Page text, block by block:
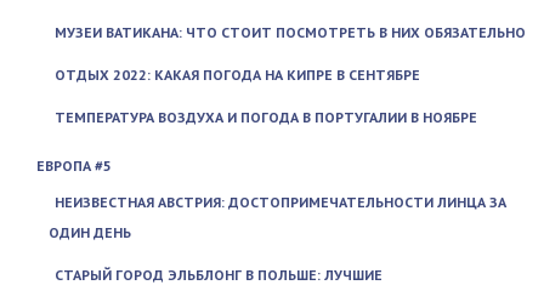
МУЗЕИ ВАТИКАНА: ЧТО СТОИТ ПОСМОТРЕТЬ В НИХ ОБЯЗАТЕЛЬНО
ОТДЫХ 2022: КАКАЯ ПОГОДА НА КИПРЕ В СЕНТЯБРЕ
ТЕМПЕРАТУРА ВОЗДУХА И ПОГОДА В ПОРТУГАЛИИ В НОЯБРЕ
ЕВРОПА #5
НЕИЗВЕСТНАЯ АВСТРИЯ: ДОСТОПРИМЕЧАТЕЛЬНОСТИ ЛИНЦА ЗА
ОДИН ДЕНЬ
СТАРЫЙ ГОРОД ЭЛЬБЛОНГ В ПОЛЬШЕ: ЛУЧШИЕ